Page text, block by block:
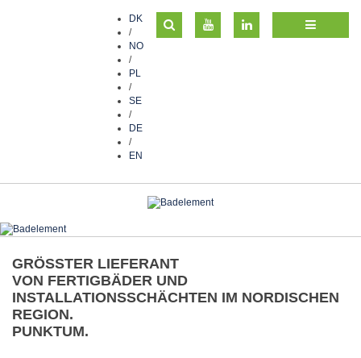
DK
/
NO
/
PL
/
SE
/
DE
/
EN
GRÖSSTER LIEFERANT
VON FERTIGBÄDER UND
INSTALLATIONSSCHÄCHTEN IM NORDISCHEN
REGION.
PUNKTUM.